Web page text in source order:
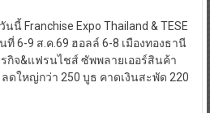
นนี้ Franchise Expo Thailand & TESE
ที่ 6-9 ส.ค.69 ฮอลล์ 6-8 เมืองทองธานี
กิจ&แฟรนไชส์ ซัพพลายเออร์สินค้า
ดใหญ่กว่า 250 บูธ คาดเงินสะพัด 220